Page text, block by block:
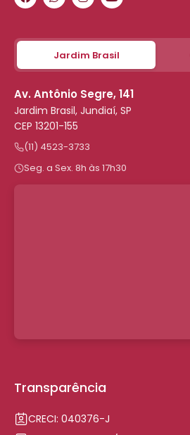
Jardim Brasil
Av. Antônio Segre, 141
Jardim Brasil, Jundiaí, SP
CEP 13201-155
(11) 4523-3733
Seg. a Sex. 8h às 17h30
Transparência
CRECI: 040376-J